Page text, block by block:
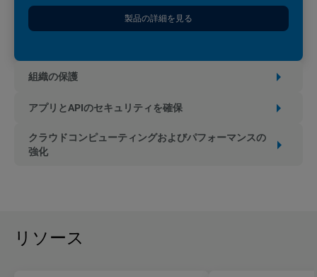
製品の詳細を見る
組織の保護
アプリとAPIのセキュリティを確保
クラウドコンピューティングおよびパフォーマンスの
強化
リソース